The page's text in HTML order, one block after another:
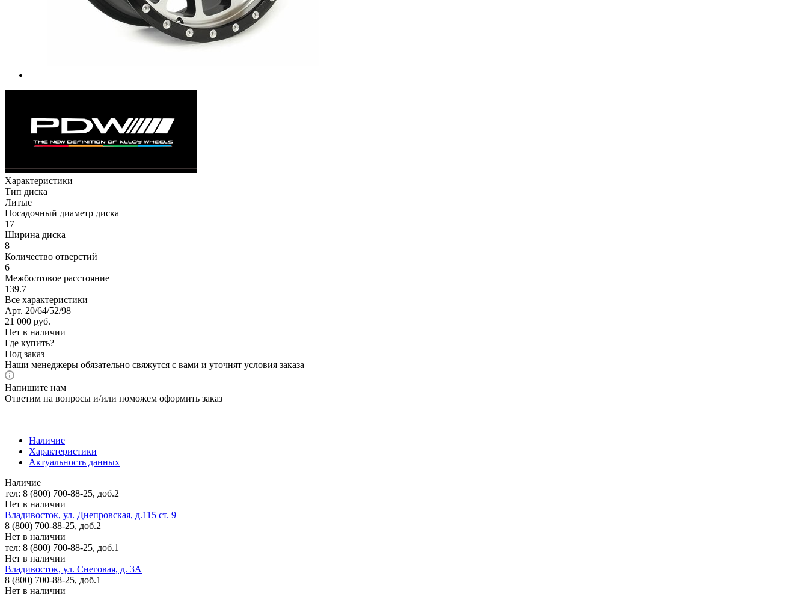
Характеристики
Тип диска
Литые
Посадочный диаметр диска
17
Ширина диска
8
Количество отверстий
6
Межболтовое расстояние
139.7
Все характеристики
Арт. 20/64/52/98
21 000 руб.
Нет в наличии
Где купить?
Под заказ
Наши менеджеры обязательно свяжутся с вами и уточнят условия заказа
Напишите нам
Ответим на вопросы и/или поможем оформить заказ
Наличие
Характеристики
Актуальность данных
Наличие
тел: 8 (800) 700-88-25, доб.2
Нет в наличии
Владивосток, ул. Днепровская, д.115 ст. 9
8 (800) 700-88-25, доб.2
Нет в наличии
тел: 8 (800) 700-88-25, доб.1
Нет в наличии
Владивосток, ул. Снеговая, д. 3А
8 (800) 700-88-25, доб.1
Нет в наличии